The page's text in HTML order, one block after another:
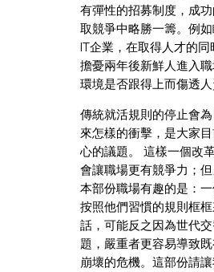
有彈性的招募制度，成
取競爭中略勝一籌。例
IT企業，在取得人才的同
擔憂兩年後新鮮人進入
環境是否跟得上而傷透人
傳統就活規則的停止會
來怎樣的衝擊，是大家
心的議題。 這樣一個改
會讓職場更有競爭力；
本部份職場有趣的是：
按照他們習慣的規則框
話，可能反之因為世代
題，嚴重者更容易導致既
崩壞的危機。這部份請